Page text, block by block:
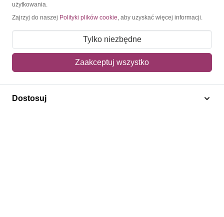
O nas
Blog
Regulamin
Polityka prywatności
Mapa strony
użytkowania.
Zajrzyj do naszej Polityki plików cookie, aby uzyskać więcej informacji.
Tylko niezbędne
Zaakceptuj wszystko
Dostosuj